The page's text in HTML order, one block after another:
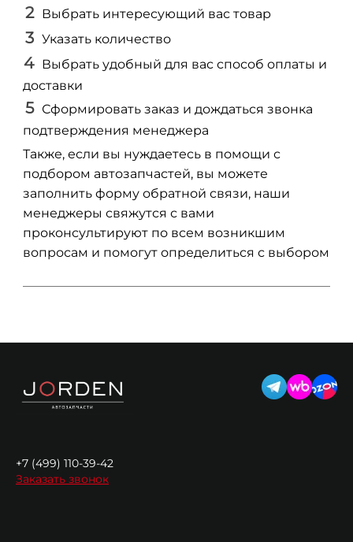
Выбрать интересующий вас товар
Указать количество
Выбрать удобный для вас способ оплаты и
доставки
Сформировать заказ и дождаться звонка
подтверждения менеджера
Также, если вы нуждаетесь в помощи с
подбором автозапчастей, вы можете
заполнить форму обратной связи, наши
менеджеры свяжутся с вами
проконсультируют по всем возникшим
вопросам и помогут определиться с выбором
+7 (499) 110-39-42
Заказать звонок